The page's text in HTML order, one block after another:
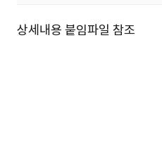
상세내용 붙임파일 참조